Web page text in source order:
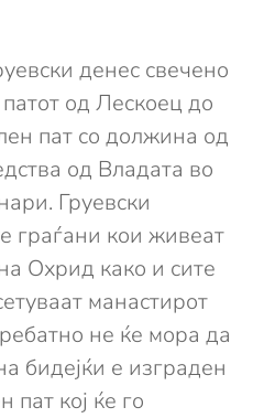
денес свечено
од Лескоец до
пат со должина од
од Владата во
Груевски
граѓани кои живеат
Охрид како и сите
манастирот
не ќе мора да
бидејќи е изграден
кој ќе го